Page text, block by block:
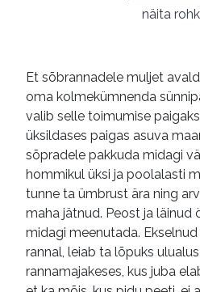
e-
näita
Et sõbrannadele muljet
oma kolmekümnenda
valib selle toimumise
üksildases paigas asuva
sõpradele pakkuda midagi
hommikul üksi ja poolalasti
tunne ta ümbrust ära ning
maha jätnud. Peost ja läinud
midagi meenutada.
rannal, leiab ta lõpuks
rannamajakeses, kus juba